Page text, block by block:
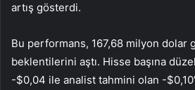
artış gösterdi.
Bu performans, 167,68 milyon dolar
beklentilerini aştı. Hisse başına
-$0,04 ile analist tahmini olan -